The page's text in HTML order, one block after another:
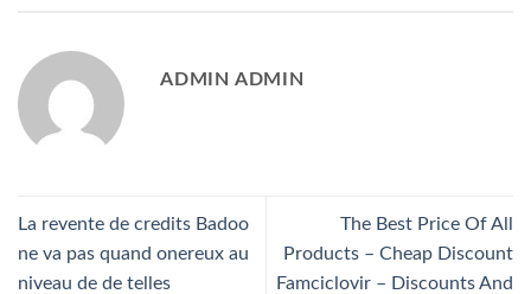
ADMIN ADMIN
La revente de credits Badoo
ne va pas quand onereux au
niveau de de telles
The Best Price Of All
Products – Cheap Discount
Famciclovir – Discounts And